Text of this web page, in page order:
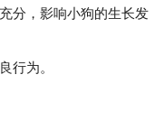
分，影响小狗的生长发
行为。